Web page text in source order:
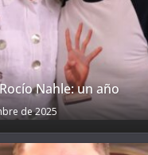
Nahle: un año
de 2025